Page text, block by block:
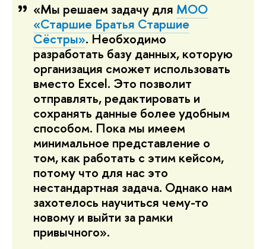
«Мы решаем задачу для МОО
«Старшие Братья Старшие
Сёстры». Необходимо
разработать базу данных, которую
организация сможет использовать
вместо Excel. Это позволит
отправлять, редактировать и
сохранять данные более удобным
способом. Пока мы имеем
минимальное представление о
том, как работать с этим кейсом,
потому что для нас это
нестандартная задача. Однако нам
захотелось научиться чему-то
новому и выйти за рамки
привычного».